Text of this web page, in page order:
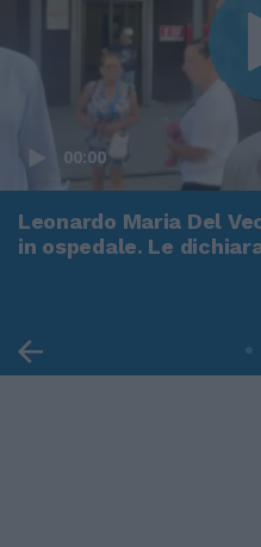
00:00
Leonardo Maria Del
in ospedale. Le